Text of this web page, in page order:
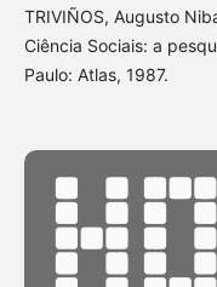
TRIVIÑOS, Augusto
Ciência Sociais: a
Paulo: Atlas, 1987.